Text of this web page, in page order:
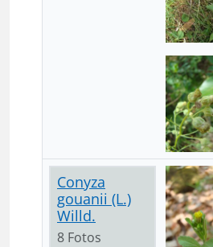
Conyza
gouanii (L.)
Willd.
8 Fotos